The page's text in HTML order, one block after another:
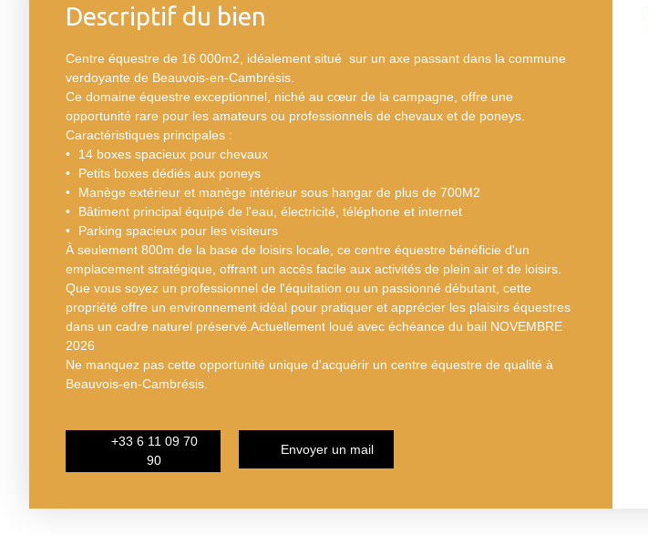
Descriptif du bien
Centre équestre de 16 000m2, idéalement situé sur un axe passant dans la commune
verdoyante de Beauvois-en-Cambrésis.
Ce domaine équestre exceptionnel, niché au cœur de la campagne, offre une
opportunité rare pour les amateurs ou professionnels de chevaux et de poneys.
Caractéristiques principales :
14 boxes spacieux pour chevaux
Petits boxes dédiés aux poneys
Manège extérieur et manège intérieur sous hangar de plus de 700M2
Bâtiment principal équipé de l'eau, électricité, téléphone et internet
Parking spacieux pour les visiteurs
À seulement 800m de la base de loisirs locale, ce centre équestre bénéficie d'un
emplacement stratégique, offrant un accès facile aux activités de plein air et de loisirs.
Que vous soyez un professionnel de l'équitation ou un passionné débutant, cette
propriété offre un environnement idéal pour pratiquer et apprécier les plaisirs équestres
dans un cadre naturel préservé.Actuellement loué avec échéance du bail NOVEMBRE
2026
Ne manquez pas cette opportunité unique d'acquérir un centre équestre de qualité à
Beauvois-en-Cambrésis.
+33 6 11 09 70
90
Envoyer un mail